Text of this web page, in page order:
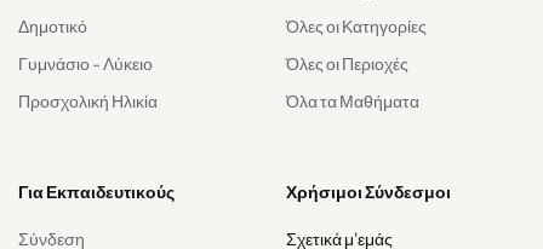
Δημοτικό
Γυμνάσιο - Λύκειο
Προσχολική Ηλικία
Όλες οι Κατηγορίες
Όλες οι Περιοχές
Όλα τα Μαθήματα
Για Εκπαιδευτικούς
Σύνδεση
Χρήσιμοι Σύνδεσμοι
Σχετικά μ'εμάς